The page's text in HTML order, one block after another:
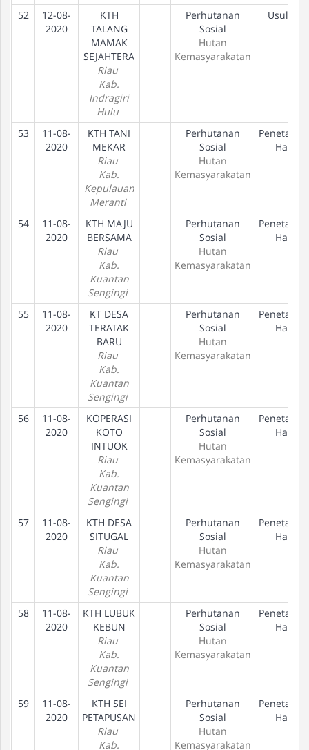
52
12-08-
2020
KTH
TALANG
MAMAK
SEJAHTERA
Riau
Kab.
Indragiri
Hulu
Perhutanan
Sosial
Hutan
Kemasyarakatan
Usulan
53
11-08-
2020
KTH TANI
MEKAR
Riau
Kab.
Kepulauan
Meranti
Perhutanan
Sosial
Hutan
Kemasyarakatan
Penetapan
Hak
54
11-08-
2020
KTH MAJU
BERSAMA
Riau
Kab.
Kuantan
Sengingi
Perhutanan
Sosial
Hutan
Kemasyarakatan
Penetapan
Hak
55
11-08-
2020
KT DESA
TERATAK
BARU
Riau
Kab.
Kuantan
Sengingi
Perhutanan
Sosial
Hutan
Kemasyarakatan
Penetapan
Hak
56
11-08-
2020
KOPERASI
KOTO
INTUOK
Riau
Kab.
Kuantan
Sengingi
Perhutanan
Sosial
Hutan
Kemasyarakatan
Penetapan
Hak
57
11-08-
2020
KTH DESA
SITUGAL
Riau
Kab.
Kuantan
Sengingi
Perhutanan
Sosial
Hutan
Kemasyarakatan
Penetapan
Hak
58
11-08-
2020
KTH LUBUK
KEBUN
Riau
Kab.
Kuantan
Sengingi
Perhutanan
Sosial
Hutan
Kemasyarakatan
Penetapan
Hak
59
11-08-
2020
KTH SEI
PETAPUSAN
Riau
Kab.
Perhutanan
Sosial
Hutan
Kemasyarakatan
Penetapan
Hak